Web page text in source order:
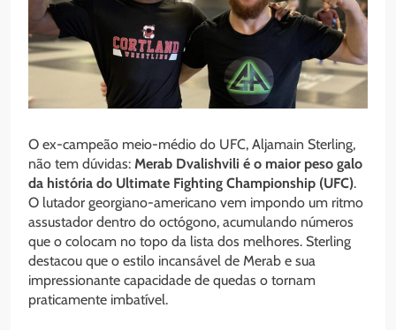
O ex-campeão meio-médio do UFC, Aljamain Sterling,
não tem dúvidas: Merab Dvalishvili é o maior peso galo
da história do Ultimate Fighting Championship (UFC).
O lutador georgiano-americano vem impondo um ritmo
assustador dentro do octógono, acumulando números
que o colocam no topo da lista dos melhores. Sterling
destacou que o estilo incansável de Merab e sua
impressionante capacidade de quedas o tornam
praticamente imbatível.